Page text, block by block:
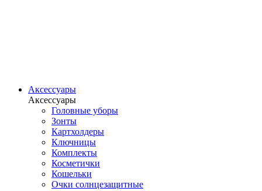
Аксессуары
Аксессуары
Головные уборы
Зонты
Картхолдеры
Ключницы
Комплекты
Косметички
Кошельки
Очки солнцезащитные